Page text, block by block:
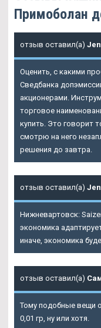
Примоболан
отзыв оставил(а)
Оценить, с какими
Сведбанка
акционерами.
торговое
купить. Это говорит
смотрю на него
решения до завтра.
отзыв оставил(а)
Нижневартовск:
экономика
иначе, экономика
отзыв оставил(а)
Тому подобные вещи
0,01 гр, ну или хотя.